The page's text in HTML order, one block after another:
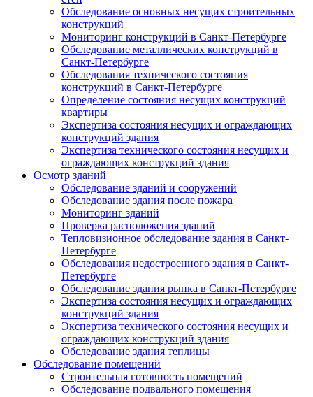
Обследование основных несущих строительных
конструкций
Мониторинг конструкций в Санкт-Петербурге
Обследование металлических конструкций в
Санкт-Петербурге
Обследования технического состояния
конструкций в Санкт-Петербурге
Определение состояния несущих конструкций
квартиры
Экспертиза состояния несущих и ограждающих
конструкций здания
Экспертиза технического состояния несущих и
ограждающих конструкций здания
Осмотр зданий
Обследование зданий и сооружений
Обследование здания после пожара
Мониторинг зданий
Проверка расположения зданий
Тепловизионное обследование здания в Санкт-
Петербурге
Обследования недостроенного здания в Санкт-
Петербурге
Обследование здания рынка в Санкт-Петербурге
Экспертиза состояния несущих и ограждающих
конструкций здания
Экспертиза технического состояния несущих и
ограждающих конструкций здания
Обследование здания теплицы
Обследование помещений
Строительная готовность помещений
Обследование подвального помещения